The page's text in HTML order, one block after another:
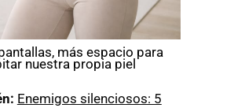
más espacio para
nuestra propia piel
Enemigos silenciosos: 5